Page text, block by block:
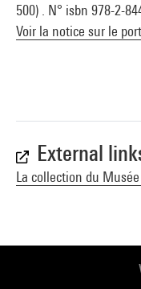
500) . N° isbn 978-2-
Voir la notice sur le
External
La collection du